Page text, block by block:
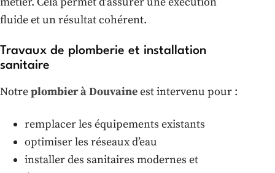
fluide et un résultat cohérent.
Travaux de plomberie et installation
sanitaire
Notreplombier à Douvaineest intervenu pour :
remplacer les équipements existants
optimiser les réseaux d’eau
installer des sanitaires modernes et